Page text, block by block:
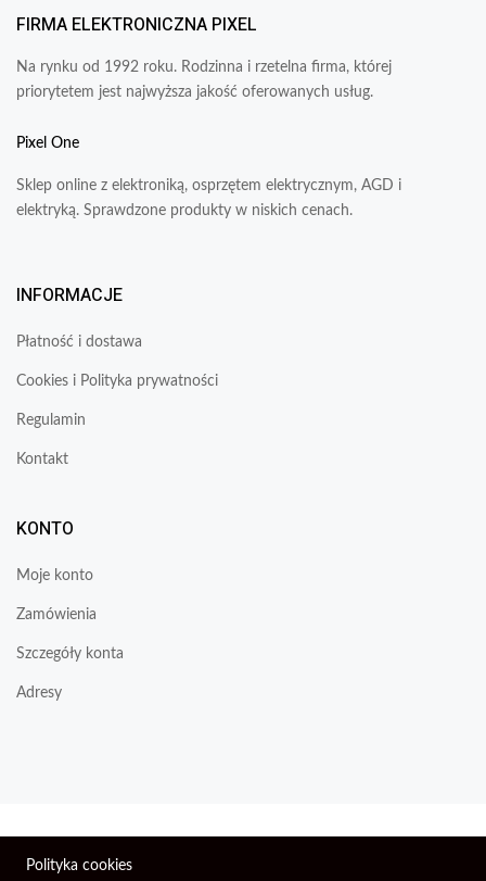
FIRMA ELEKTRONICZNA PIXEL
Na rynku od 1992 roku. Rodzinna i rzetelna firma, której
priorytetem jest najwyższa jakość oferowanych usług.
Pixel One
Sklep online z elektroniką, osprzętem elektrycznym, AGD i
elektryką. Sprawdzone produkty w niskich cenach.
INFORMACJE
Płatność i dostawa
Cookies i Polityka prywatności
Regulamin
Kontakt
KONTO
Moje konto
Zamówienia
Szczegóły konta
Adresy
Wszelkie prawa zastrzeżone © 2026 | Firma Elektroniczna
Polityka cookies